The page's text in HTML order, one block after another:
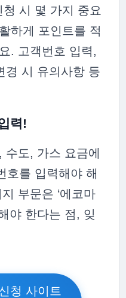
시 몇 가지 중요
하게 포인트를 적
. 고객번호 입력,
경 시 유의사항 등
력!
수도, 가스 요금에
호를 입력해야 해
부문은 ‘에코마
야 한다는 점, 잊
청 사이트